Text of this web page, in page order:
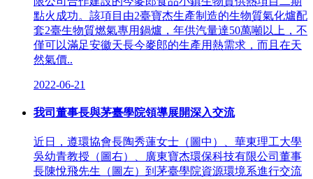
點火成功。該項目由2臺寶杰生產制造的生物質氣化爐配
套2臺生物質燃氣專用鍋爐，年供汽量達50萬噸以上，不
僅可以滿足安徽天長今麥郎的生產用熱需求，而且在天
然氣價..
2022-06-21
我司董事長與茅臺學院領導展開深入交流
近日，遵環協會長陶秀蓮女士（圖中）、華東理工大學
吳幼青教授（圖右）、廣東寶杰環保科技有限公司董事
長陳悅飛先生（圖左）到茅臺學院資源環境系進行交流